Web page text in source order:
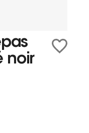
noir